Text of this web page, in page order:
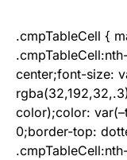
.cmpTableCell {
center;font-size:
color);color:
0;border-top: